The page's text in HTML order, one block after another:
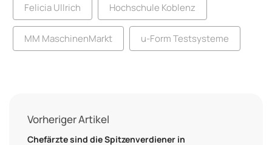
Felicia Ullrich Hochschule Koblenz
MM MaschinenMarkt u-Form Testsysteme
Vorheriger Artikel
Chefärzte sind die Spitzenverdiener in